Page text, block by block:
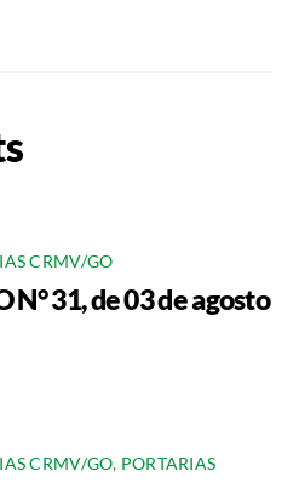
CRMV/GO
31, de 03 de agosto
CRMV/GO, PORTARIAS